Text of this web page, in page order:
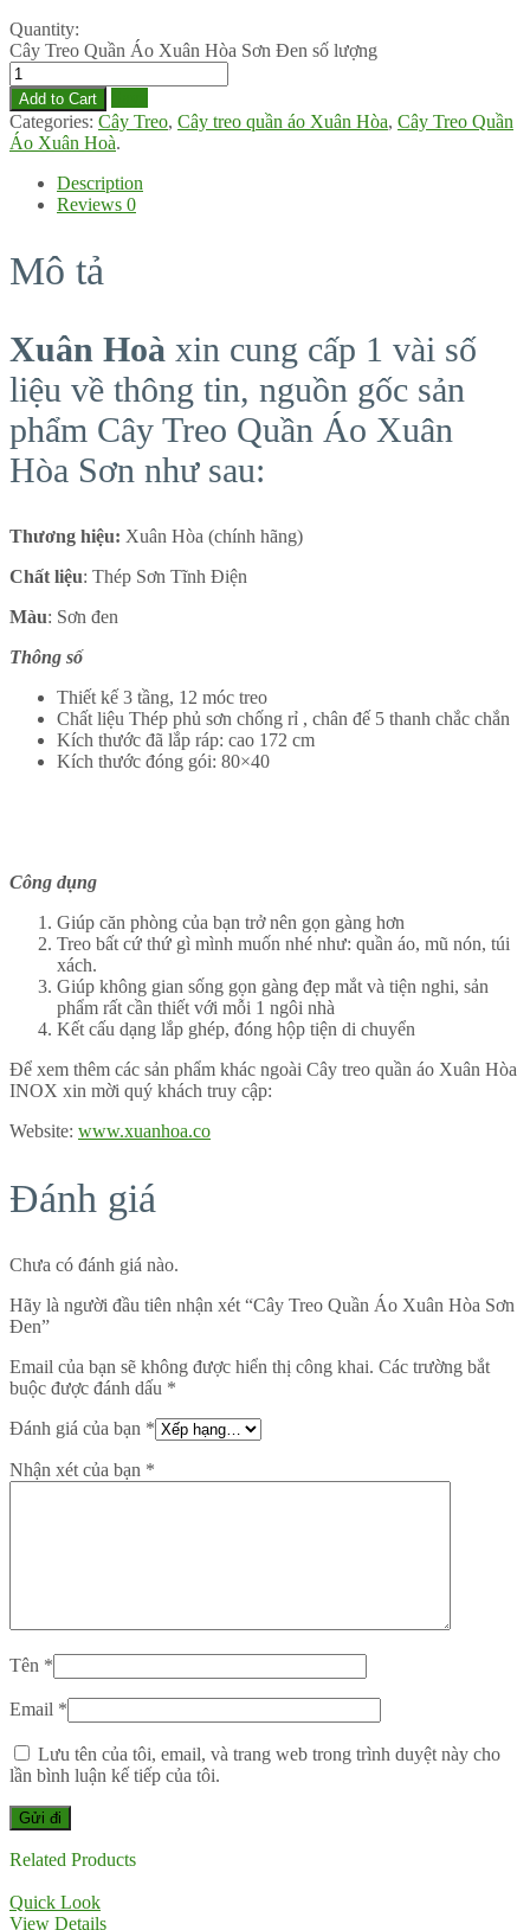
Quantity:
Cây Treo Quần Áo Xuân Hòa Sơn Đen số lượng
Add to Cart
Categories: Cây Treo, Cây treo quần áo Xuân Hòa, Cây Treo Quần
Áo Xuân Hoà.
Description
Reviews 0
Mô tả
Xuân Hoà xin cung cấp 1 vài số
liệu về thông tin, nguồn gốc sản
phẩm Cây Treo Quần Áo Xuân
Hòa Sơn như sau:
Thương hiệu: Xuân Hòa (chính hãng)
Chất liệu: Thép Sơn Tĩnh Điện
Màu: Sơn đen
Thông số
Thiết kế 3 tầng, 12 móc treo
Chất liệu Thép phủ sơn chống rỉ , chân đế 5 thanh chắc chắn
Kích thước đã lắp ráp: cao 172 cm
Kích thước đóng gói: 80×40
Công dụng
Giúp căn phòng của bạn trở nên gọn gàng hơn
Treo bất cứ thứ gì mình muốn nhé như: quần áo, mũ nón, túi
xách.
Giúp không gian sống gọn gàng đẹp mắt và tiện nghi, sản
phẩm rất cần thiết với mỗi 1 ngôi nhà
Kết cấu dạng lắp ghép, đóng hộp tiện di chuyển
Để xem thêm các sản phẩm khác ngoài Cây treo quần áo Xuân Hòa
INOX xin mời quý khách truy cập:
Website: www.xuanhoa.co
Đánh giá
Chưa có đánh giá nào.
Hãy là người đầu tiên nhận xét “Cây Treo Quần Áo Xuân Hòa Sơn
Đen”
Email của bạn sẽ không được hiển thị công khai. Các trường bắt
buộc được đánh dấu *
Đánh giá của bạn *
Nhận xét của bạn *
Tên *
Email *
Lưu tên của tôi, email, và trang web trong trình duyệt này cho
lần bình luận kế tiếp của tôi.
Related Products
Quick Look
View Details